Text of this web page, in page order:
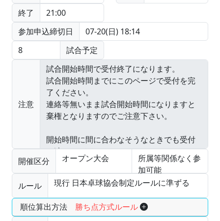
終了
21:00
参加申込締切日
07-20(日) 18:14
8
試合予定
注意
開催区分 オープン大会
所属等関係なく参
加可能
ルール
現行 日本卓球協会制定ルールに準ずる
順位算出方法 勝ち点方式ルール